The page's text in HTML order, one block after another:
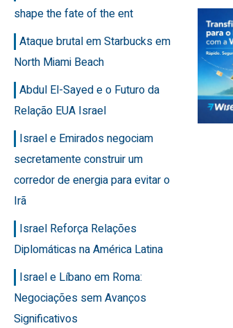
shape the fate of the ent
Ataque brutal em Starbucks em
North Miami Beach
Abdul El-Sayed e o Futuro da
Relação EUA Israel
Israel e Emirados negociam
secretamente construir um
corredor de energia para evitar o
Irã
Israel Reforça Relações
Diplomáticas na América Latina
Israel e Líbano em Roma:
Negociações sem Avanços
Significativos